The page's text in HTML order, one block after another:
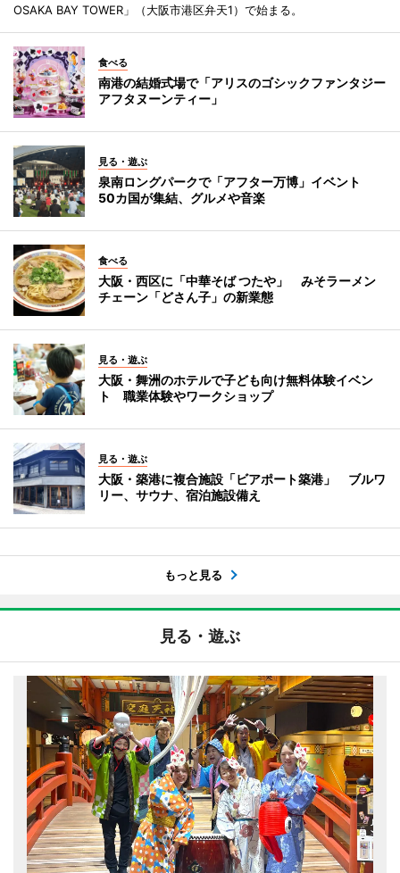
OSAKA BAY TOWER」（大阪市港区弁天1）で始まる。
食べる
南港の結婚式場で「アリスのゴシックファンタジー
アフタヌーンティー」
見る・遊ぶ
泉南ロングパークで「アフター万博」イベント
50カ国が集結、グルメや音楽
食べる
大阪・西区に「中華そば つたや」 みそラーメン
チェーン「どさん子」の新業態
見る・遊ぶ
大阪・舞洲のホテルで子ども向け無料体験イベン
ト 職業体験やワークショップ
見る・遊ぶ
大阪・築港に複合施設「ビアポート築港」 ブルワ
リー、サウナ、宿泊施設備え
もっと見る
見る・遊ぶ